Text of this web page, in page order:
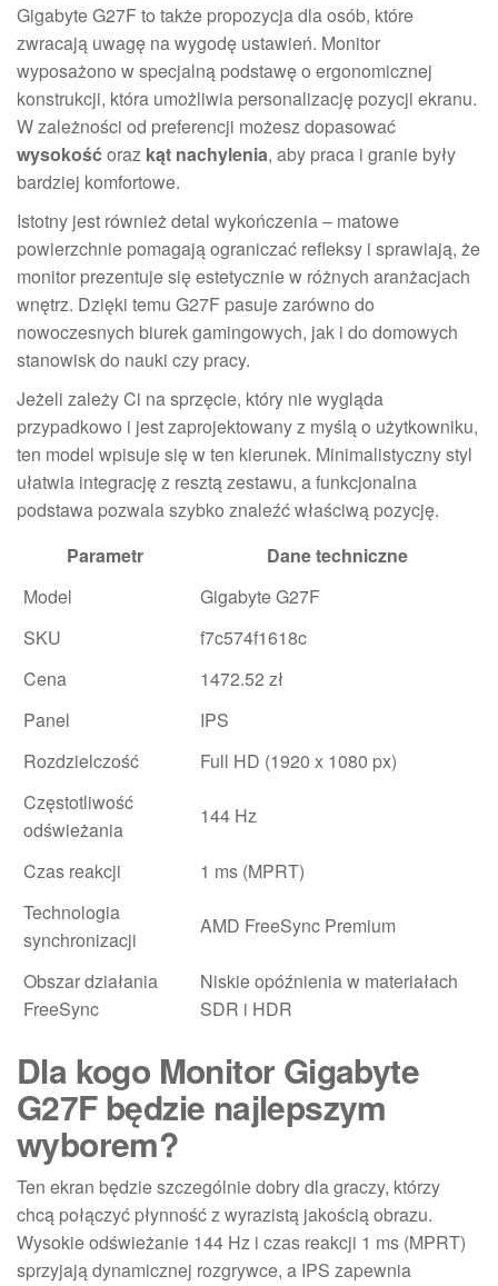
Gigabyte G27F to także propozycja dla osób, które
zwracają uwagę na wygodę ustawień. Monitor
wyposażono w specjalną podstawę o ergonomicznej
konstrukcji, która umożliwia personalizację pozycji ekranu.
W zależności od preferencji możesz dopasować
wysokość oraz kąt nachylenia, aby praca i granie były
bardziej komfortowe.
Istotny jest również detal wykończenia – matowe
powierzchnie pomagają ograniczać refleksy i sprawiają, że
monitor prezentuje się estetycznie w różnych aranżacjach
wnętrz. Dzięki temu G27F pasuje zarówno do
nowoczesnych biurek gamingowych, jak i do domowych
stanowisk do nauki czy pracy.
Jeżeli zależy Ci na sprzęcie, który nie wygląda
przypadkowo i jest zaprojektowany z myślą o użytkowniku,
ten model wpisuje się w ten kierunek. Minimalistyczny styl
ułatwia integrację z resztą zestawu, a funkcjonalna
podstawa pozwala szybko znaleźć właściwą pozycję.
Parametr
Dane techniczne
Model
Gigabyte G27F
SKU
f7c574f1618c
Cena
1472.52 zł
Panel
IPS
Rozdzielczość
Full HD (1920 x 1080 px)
Częstotliwość
odświeżania
144 Hz
Czas reakcji
1 ms (MPRT)
Technologia
synchronizacji
AMD FreeSync Premium
Obszar działania
FreeSync
Niskie opóźnienia w materiałach
SDR i HDR
Dla kogo Monitor Gigabyte
G27F będzie najlepszym
wyborem?
Ten ekran będzie szczególnie dobry dla graczy, którzy
chcą połączyć płynność z wyrazistą jakością obrazu.
Wysokie odświeżanie 144 Hz i czas reakcji 1 ms (MPRT)
sprzyjają dynamicznej rozgrywce, a IPS zapewnia